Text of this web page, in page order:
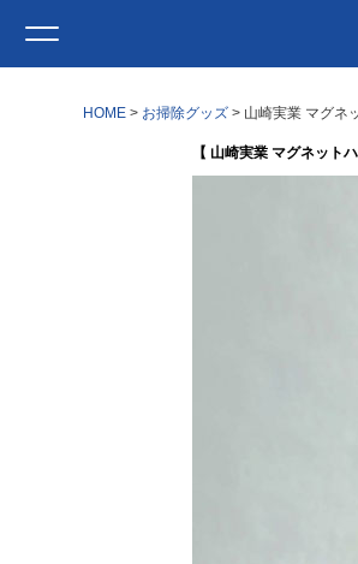
HOME お掃除グッズ 山崎実業 マグネ
【 山崎実業 マグネット